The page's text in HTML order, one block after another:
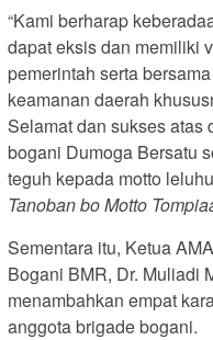
“Kami berharap
dapat eksis dan memiliki
pemerintah serta
keamanan daerah
Selamat dan sukses atas
bogani Dumoga Bersatu
teguh kepada motto
Tanoban bo Motto
Sementara itu, Ketua
Bogani BMR, Dr. Muliadi
menambahkan empat
anggota brigade bogani.